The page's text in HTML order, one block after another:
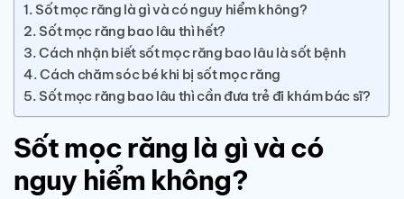
Sốt mọc răng là gì và có nguy hiểm không?
Sốt mọc răng bao lâu thì hết?
Cách nhận biết sốt mọc răng bao lâu là sốt bệnh
Cách chăm sóc bé khi bị sốt mọc răng
Sốt mọc răng bao lâu thì cần đưa trẻ đi khám bác sĩ?
Sốt mọc răng là gì và có
nguy hiểm không?